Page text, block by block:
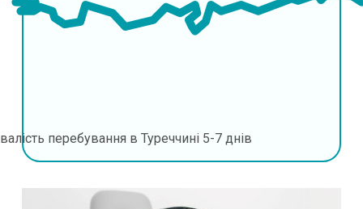
перебування в Туреччині 5-7 днів